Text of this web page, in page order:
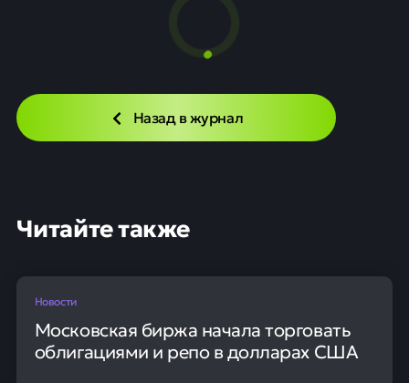
Назад в журнал
Читайте также
Новости
Московская биржа начала торговать
облигациями и репо в долларах США